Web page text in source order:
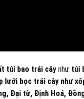
túi bao trái cây như túi
lưới bọc trái cây như
Đại từ, Định Hoá,